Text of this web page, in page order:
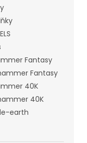
Fantasy
Fantasy
40K
40K
earth